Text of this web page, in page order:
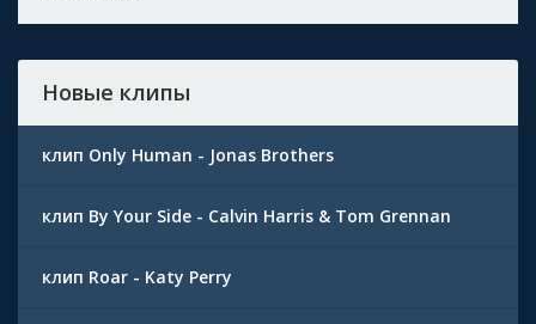
Новые клипы
клип Only Human - Jonas Brothers
клип By Your Side - Calvin Harris & Tom Grennan
клип Roar - Katy Perry